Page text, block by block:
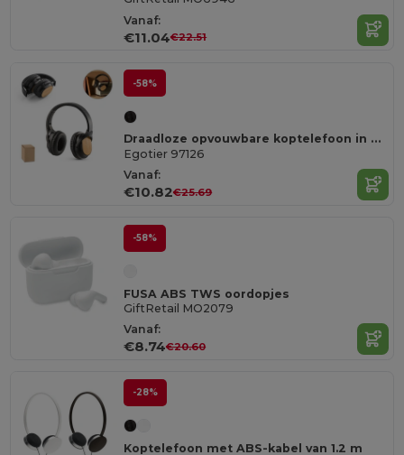
Vanaf:
€11.04€22.51
-58%
Draadloze opvouwbare koptelefoon in bamboe en ABS met 5 uur autonomie van de batterij
Egotier 97126
Vanaf:
€10.82€25.69
-58%
FUSA ABS TWS oordopjes
GiftRetail MO2079
Vanaf:
€8.74€20.60
-28%
Koptelefoon met ABS-kabel van 1.2 m